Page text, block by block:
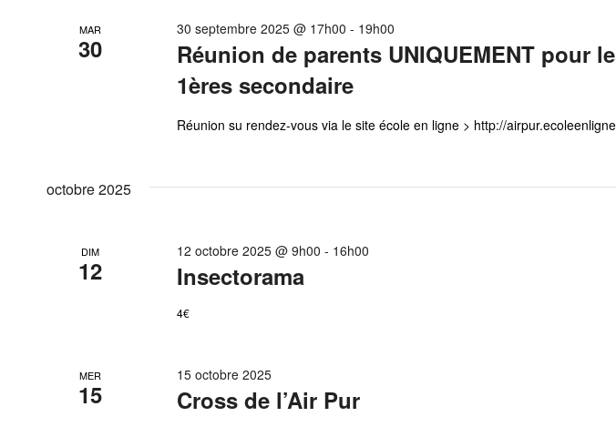
MAR
30
Réunion de parents UNIQUEMENT pour
1ères secondaire
30 septembre 2025 @ 17h00 - 19h00
Réunion su rendez-vous via le site école en ligne > http://
octobre 2025
DIM
12 Insectorama
12 octobre 2025 @ 9h00 - 16h00
4€
MER
15 Cross de l’Air Pur
15 octobre 2025